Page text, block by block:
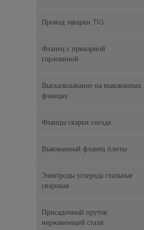
Провод заварки TIG
Фланец с приварной
горловиной
Выскальзывание на выкованных
фланцах
Фланцы сварки гнезда
Выкованный фланец плиты
Электроды углерода стальные
сваривая
Присадочный пруток
нержавеющей стали